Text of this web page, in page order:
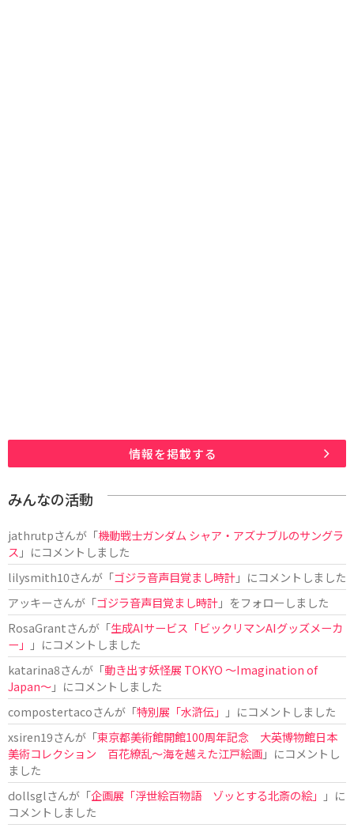
情報を掲載する
みんなの活動
jathrutpさんが「機動戦士ガンダム シャア・アズナブルのサングラ
ス 」にコメントしました
lilysmith10さんが「ゴジラ音声目覚まし時計」にコメントしました
アッキーさんが「ゴジラ音声目覚まし時計」をフォローしました
RosaGrantさんが「生成AIサービス「ビックリマンAIグッズメーカ
ー」
」にコメントしました
katarina8さんが「動き出す妖怪展 TOKYO 〜Imagination of
Japan〜」にコメントしました
compostertacoさんが「特別展「水滸伝」
」にコメントしました
xsiren19さんが「東京都美術館開館100周年記念 大英博物館日本
美術コレクション 百花繚乱～海を越えた江戸絵画」にコメントし
ました
dollsglさんが「企画展「浮世絵百物語 ゾッとする北斎の絵」
」に
コメントしました